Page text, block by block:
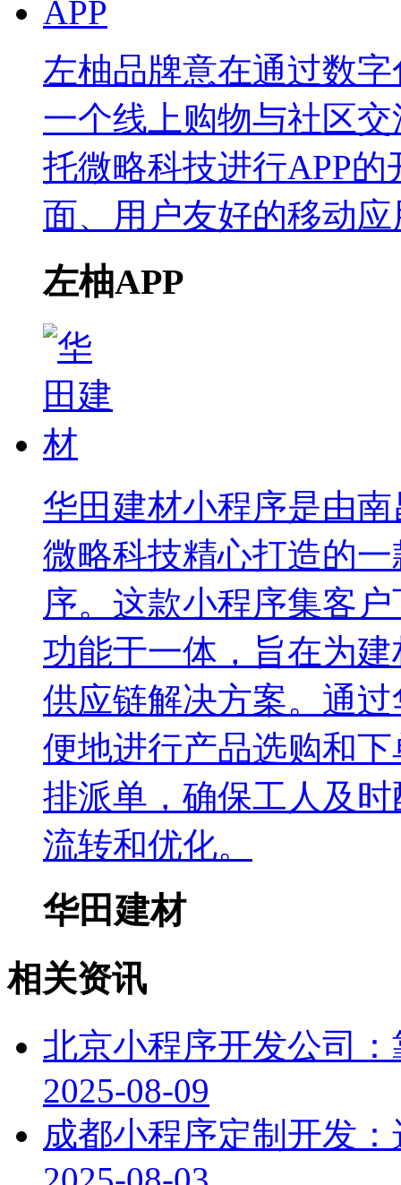
左柚品牌意在通过数
一个线上购物与社区
托微略科技进行APP
面、用户友好的移动应
左柚APP
华田建材小程序是由
微略科技精心打造的
序。这款小程序集客
功能于一体，旨在为
供应链解决方案。通
便地进行产品选购和
排派单，确保工人及
流转和优化。
华田建材
相关资讯
北京小程序开发公司
2025-08-09
成都小程序定制开发